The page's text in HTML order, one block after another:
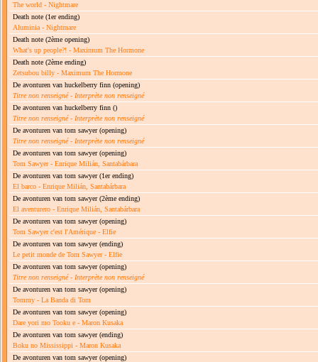
The world - Nightmare
Death note (1er ending)
Aluminia - Nightmare
Death note (2ème opening)
What's up people?! - Maximum The Hormone
Death note (2ème ending)
Zetsubou billy - Maximum The Hormone
De avonturen van huckelberry finn (opening)
Titre non renseigné- Interprète non renseigné
De avonturen van huckelberry finn ()
Titre non renseigné- Interprète non renseigné
De avonturen van tom sawyer(opening)
Titre non renseigné- Interprète non renseigné
De avonturen van tom sawyer(opening)
Tom Sawyer - Enrique Milián, Santabárbara
De avonturen van tom sawyer(1er ending)
El barco - Enrique Milián, Santabárbara
De avonturen van tom sawyer(2ème ending)
El aventurero - Enrique Milián, Santabárbara
De avonturen van tom sawyer(opening)
Tom Sawyer c'est l'Amérique - Elfie
De avonturen van tom sawyer(ending)
Le petit monde de Tom Sawyer - Elfie
De avonturen van tom sawyer(opening)
Titre non renseigné- Interprète non renseigné
De avonturen van tom sawyer(opening)
Tommy - La Banda di Tom
De avonturen van tom sawyer(opening)
Dare yori mo Tooku e - Maron Kusaka
De avonturen van tom sawyer(ending)
Boku no Mississippi - Maron Kusaka
De avonturen van tom sawyer(opening)